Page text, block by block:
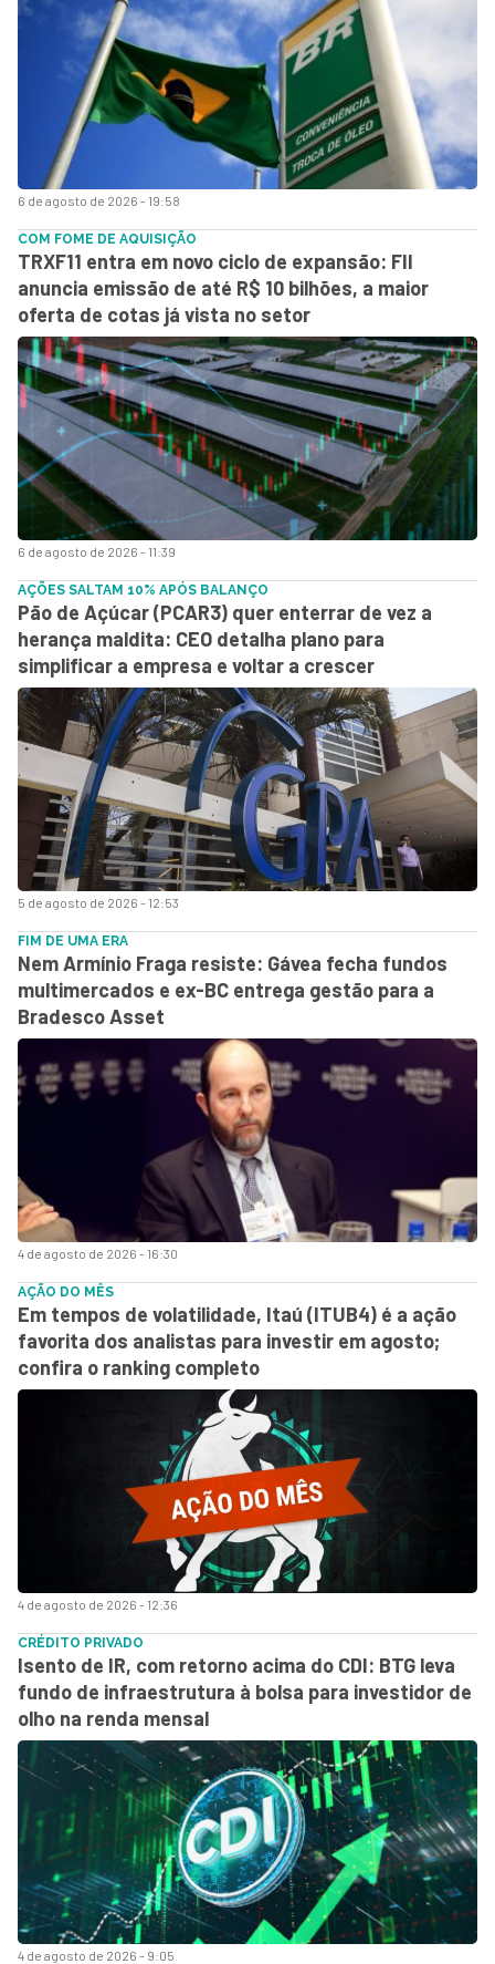
6 de agosto de 2026 - 19:58
6 de agosto de 2026 - 11:39
COM FOME DE AQUISIÇÃO
TRXF11 entra em novo ciclo de expansão: FII
anuncia emissão de até R$ 10 bilhões, a maior
oferta de cotas já vista no setor
5 de agosto de 2026 - 12:53
AÇÕES SALTAM 10% APÓS BALANÇO
Pão de Açúcar (PCAR3) quer enterrar de vez a
herança maldita: CEO detalha plano para
simplificar a empresa e voltar a crescer
4 de agosto de 2026 - 16:30
FIM DE UMA ERA
Nem Armínio Fraga resiste: Gávea fecha fundos
multimercados e ex-BC entrega gestão para a
Bradesco Asset
4 de agosto de 2026 - 12:36
AÇÃO DO MÊS
Em tempos de volatilidade, Itaú (ITUB4) é a ação
favorita dos analistas para investir em agosto;
confira o ranking completo
4 de agosto de 2026 - 9:05
CRÉDITO PRIVADO
Isento de IR, com retorno acima do CDI: BTG leva
fundo de infraestrutura à bolsa para investidor de
olho na renda mensal